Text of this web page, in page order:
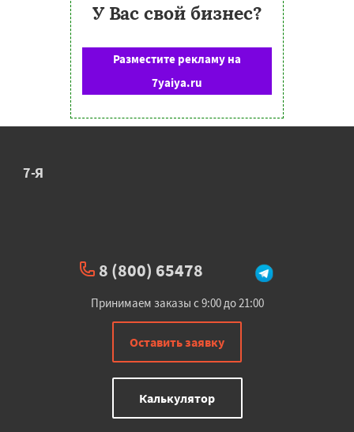
У Вас свой бизнес?
Разместите рекламу на
7yaiya.ru
7-Я
8 (800) 65478
Принимаем заказы с 9:00 до 21:00
Оставить заявку
Калькулятор